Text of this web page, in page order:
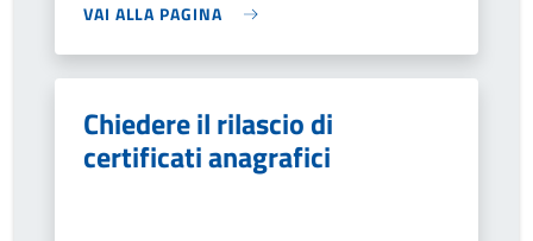
VAI ALLA PAGINA
Chiedere il rilascio di
certificati anagrafici